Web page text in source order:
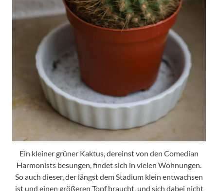
Ein kleiner grüner Kaktus, dereinst von den Comedian
Harmonists besungen, findet sich in vielen Wohnungen.
So auch dieser, der längst dem Stadium klein entwachsen
ist und einen größeren Topf braucht, und sich dabei nicht